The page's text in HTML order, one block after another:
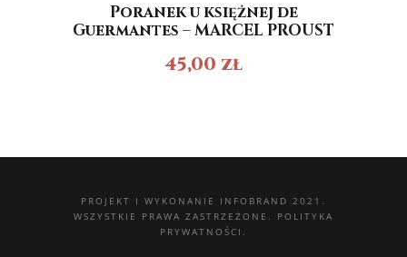
Poranek u księżnej de
Guermantes – MARCEL PROUST
45,00 zł
PROJEKT I WYKONANIE INFOBRAND 2021.
WSZYSTKIE PRAWA ZASTRZEŻONE. POLITYKA
PRYWATNOŚCI.